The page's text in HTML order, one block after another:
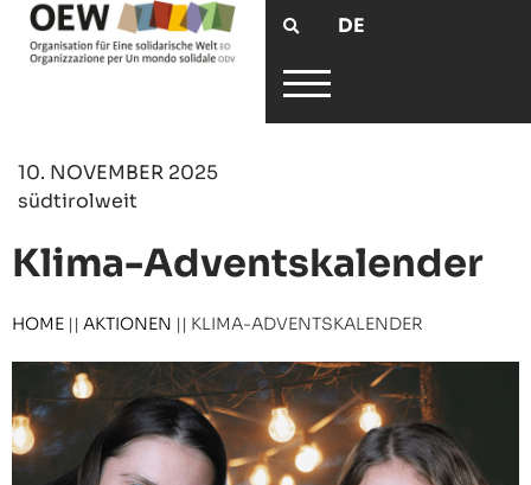
DE
10. NOVEMBER 2025
südtirolweit
Klima-Adventskalender
HOME || AKTIONEN || KLIMA-ADVENTSKALENDER